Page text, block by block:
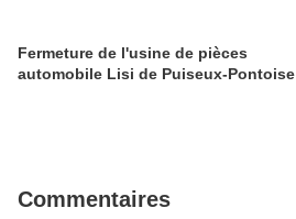
Fermeture de l'usine de pièces
automobile Lisi de Puiseux-Pontoise
Commentaires